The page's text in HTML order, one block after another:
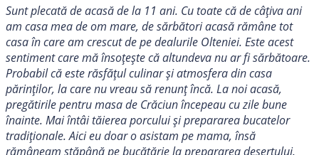
Sunt plecată de acasă de la 11 ani. Cu toate că de câțiva ani
am casa mea de om mare, de sărbători acasă rămâne tot
casa în care am crescut de pe dealurile Olteniei. Este acest
sentiment care mă însoțește că altundeva nu ar fi sărbătoare.
Probabil că este răsfățul culinar și atmosfera din casa
părinților, la care nu vreau să renunț încă. La noi acasă,
pregătirile pentru masa de Crăciun începeau cu zile bune
înainte. Mai întâi tăierea porcului și prepararea bucatelor
tradiționale. Aici eu doar o asistam pe mama, însă
rămâneam stăpână pe bucătărie la prepararea desertului.